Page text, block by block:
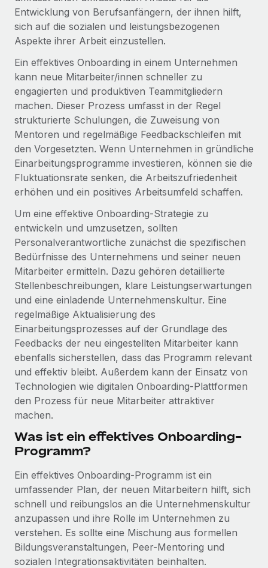
Freelancer:innen
PEO
Auslagern von komplexen HR-Aufgaben
INFRASTRUKTUR
Remote Embedded
Nahtlose Integration der HR in bestehende Abläufe
Plattform
Integrierte HR-Kernfunktionen für dein Team
Verknüpfen
Neu
Verknüpfung beliebiger KI-Tools mit Remote über unser
MCP
Integrationen
Prozessoptimierung mit unverzichtbaren Business-
Tools
DIENSTLEISTUNGEN
Frag unsere Expert:innen
Hilfe von Expert:innen für globale HR & Compliance
Background-Checks
Einfacheres Bewerber:innen-Screening
Compliance Watchtower
Lückenlose Compliance
Geräteverwaltung
Globale Bereitstellung und Verfolgung von IT-
Geräten
Gründung von Niederlassungen
Schnelle, rechtssichere Gründung von
Niederlassungen
Agile HR- und Payroll-Lösungen für wachsende
Unternehmen
Mittelstand
Maßgeschneiderte HR-Lösungen, um Teams zu
vergrößern
Enterprise
Globale HR für Konzerne und Großunternehmen
PARTNER WERDEN
Strategische Technologiepartner
Flexible Einbettung von Global-HR-Funktionen in deine
Plattform
Partner werden
Entdecke die Möglichkeiten einer Partnerschaft
Remote Build Demnächst verfügbar
Beratung zu Integrationen und KI-Automatisierung
So hat der KI-Vorreiter Weaviate sein Team mit
Remote um 120 % vergrößert
Weaviate auf einen Blick Weaviate entwickelt KI-basierte
Open-Source-Infrastrukturen. Das...
Mehr erfahren
Strategische Partnerschaft zwischen
Reverse Tech und Remote für Contractor
Management und Payroll
Reverse Tech auf einen Blick Das Gesundheits- und
Gesamtbeschäftigungskosten
Honorarzahlungen berechnen
Abwicklungsfristen für globale Freelancer:innen
LERNEN MIT REMOTE
Forschung und Leitfäden
Fallstudien
HR-Glossar
Checklisten und Vorlagen
Bibliothek für Stellenbeschreibungen
Webinare
Events
Newsroom
Informationen zu Gehältern und Qualifikationen
Insights Center
Hol dir Unterstützung
Alle Ressourcen anzeigen
BLOG
Globale Payroll
EOR und PEO
Contractor Management
Steuern
Den Blog erkunden
Nederlands
Deutsch
Español
Italiano
Português (Portugal)
日本語
한국어
中文（简体）
Anmelden
Entwicklung von Berufsanfängern, der ihnen hilft,
sich auf die sozialen und leistungsbezogenen
Aspekte ihrer Arbeit einzustellen.
Ein effektives Onboarding in einem Unternehmen
kann neue Mitarbeiter/innen schneller zu
engagierten und produktiven Teammitgliedern
machen. Dieser Prozess umfasst in der Regel
strukturierte Schulungen, die Zuweisung von
Mentoren und regelmäßige Feedbackschleifen mit
den Vorgesetzten. Wenn Unternehmen in gründliche
Einarbeitungsprogramme investieren, können sie die
Fluktuationsrate senken, die Arbeitszufriedenheit
erhöhen und ein positives Arbeitsumfeld schaffen.
Um eine effektive Onboarding-Strategie zu
entwickeln und umzusetzen, sollten
Personalverantwortliche zunächst die spezifischen
Bedürfnisse des Unternehmens und seiner neuen
Mitarbeiter ermitteln. Dazu gehören detaillierte
Stellenbeschreibungen, klare Leistungserwartungen
und eine einladende Unternehmenskultur. Eine
regelmäßige Aktualisierung des
Einarbeitungsprozesses auf der Grundlage des
Feedbacks der neu eingestellten Mitarbeiter kann
ebenfalls sicherstellen, dass das Programm relevant
und effektiv bleibt. Außerdem kann der Einsatz von
Technologien wie digitalen Onboarding-Plattformen
den Prozess für neue Mitarbeiter attraktiver
machen.
Was ist ein effektives Onboarding-
Programm?
Ein effektives Onboarding-Programm ist ein
umfassender Plan, der neuen Mitarbeitern hilft, sich
schnell und reibungslos an die Unternehmenskultur
anzupassen und ihre Rolle im Unternehmen zu
verstehen. Es sollte eine Mischung aus formellen
Bildungsveranstaltungen, Peer-Mentoring und
sozialen Integrationsaktivitäten beinhalten.